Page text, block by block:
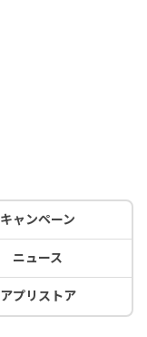
キャンペーン
ニュース
アプリストア